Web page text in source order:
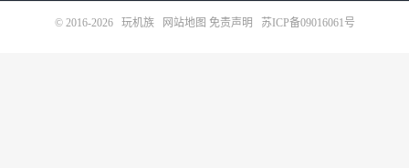
© 2016-2026 玩机族 网站地图 免责声明 苏ICP备09016061号